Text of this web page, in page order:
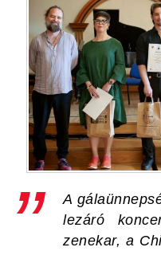
A
lezáró
zenekar, a